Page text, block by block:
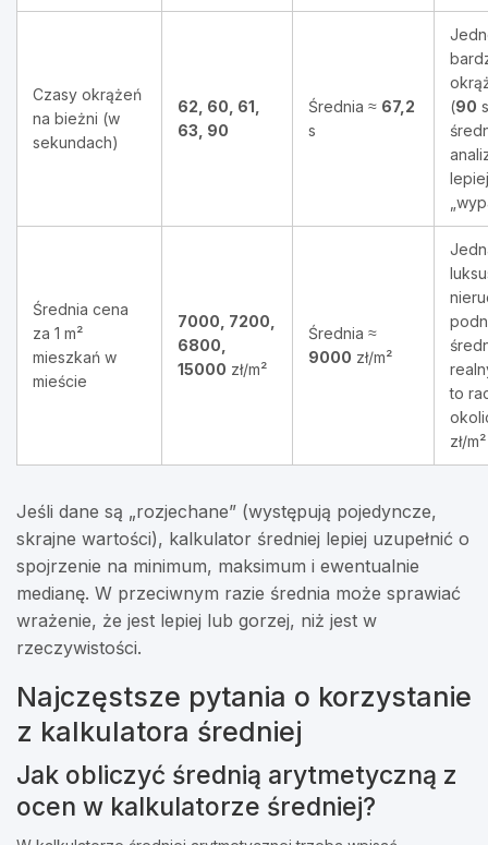
Czasy okrążeń
na bieżni (w
sekundach)
62, 60, 61,
63, 90
Średnia ≈ 67,2
s
(90
Średnia cena
za 1 m²
mieszkań w
mieście
7000, 7200,
6800,
15000 zł/m²
Średnia ≈
9000 zł/m²
to
zł/m²
Jeśli dane są „rozjechane” (występują pojedyncze,
skrajne wartości), kalkulator średniej lepiej uzupełnić o
spojrzenie na minimum, maksimum i ewentualnie
medianę. W przeciwnym razie średnia może sprawiać
wrażenie, że jest lepiej lub gorzej, niż jest w
rzeczywistości.
Najczęstsze pytania o korzystanie
z kalkulatora średniej
Jak obliczyć średnią arytmetyczną z
ocen w kalkulatorze średniej?